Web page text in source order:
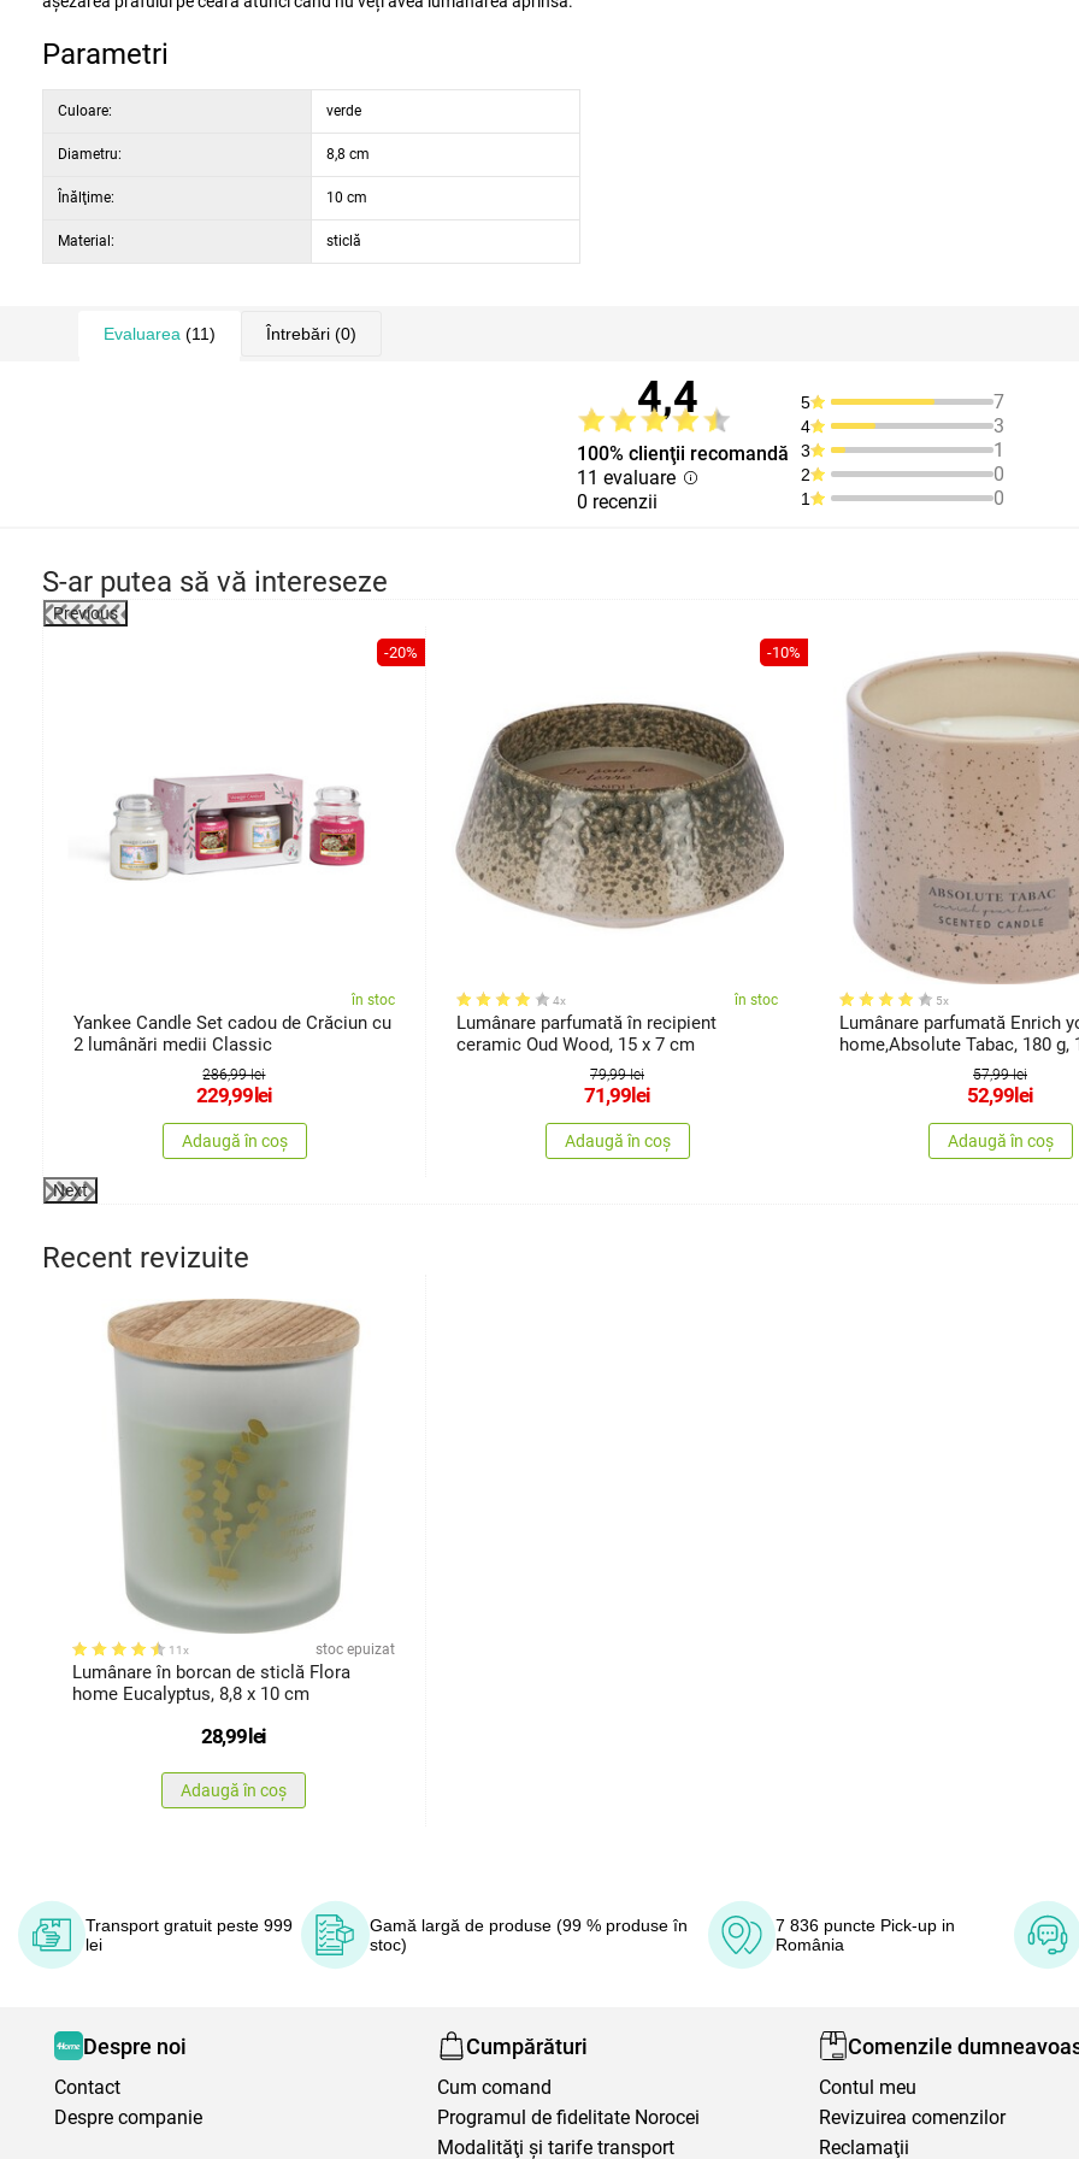
Parametri
Culoare: verde
Diametru: 8,8 cm
Înălţime: 10 cm
Material: sticlă
Evaluarea (11) Întrebări (0)
4,4
100% clienţii recomandă
11 evaluare
0 recenzii
5 7
4 3
3 1
2 0
1 0
S-ar putea să vă intereseze
Previous
-20%
în stoc
Yankee Candle Set cadou de Crăciun cu
2 lumânări medii Classic
286,99 lei
229,99lei
Adaugă în coș
-10%
4x în stoc
Lumânare parfumată în recipient
ceramic Oud Wood, 15 x 7 cm
79,99 lei
71,99lei
Adaugă în coș
5x
Lumânare parfumată Enrich
home,Absolute Tabac, 180 g,
57,99 lei
52,99lei
Adaugă în coș
Next
Recent revizuite
11x stoc epuizat
Lumânare în borcan de sticlă Flora
home Eucalyptus, 8,8 x 10 cm
28,99lei
Adaugă în coș
Transport gratuit peste 999
lei
Gamă largă de produse (99 % produse în
stoc)
7 836 puncte Pick-up in
România
Despre noi
Contact
Despre companie
Cumpărături
Cum comand
Programul de fidelitate Norocei
Modalităţi şi tarife transport
Comenzile
Contul meu
Revizuirea comenzilor
Reclamaţii